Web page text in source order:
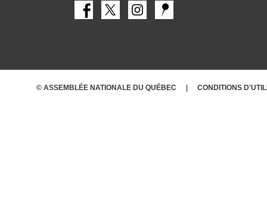
© ASSEMBLÉE NATIONALE DU QUÉBEC CONDITIONS